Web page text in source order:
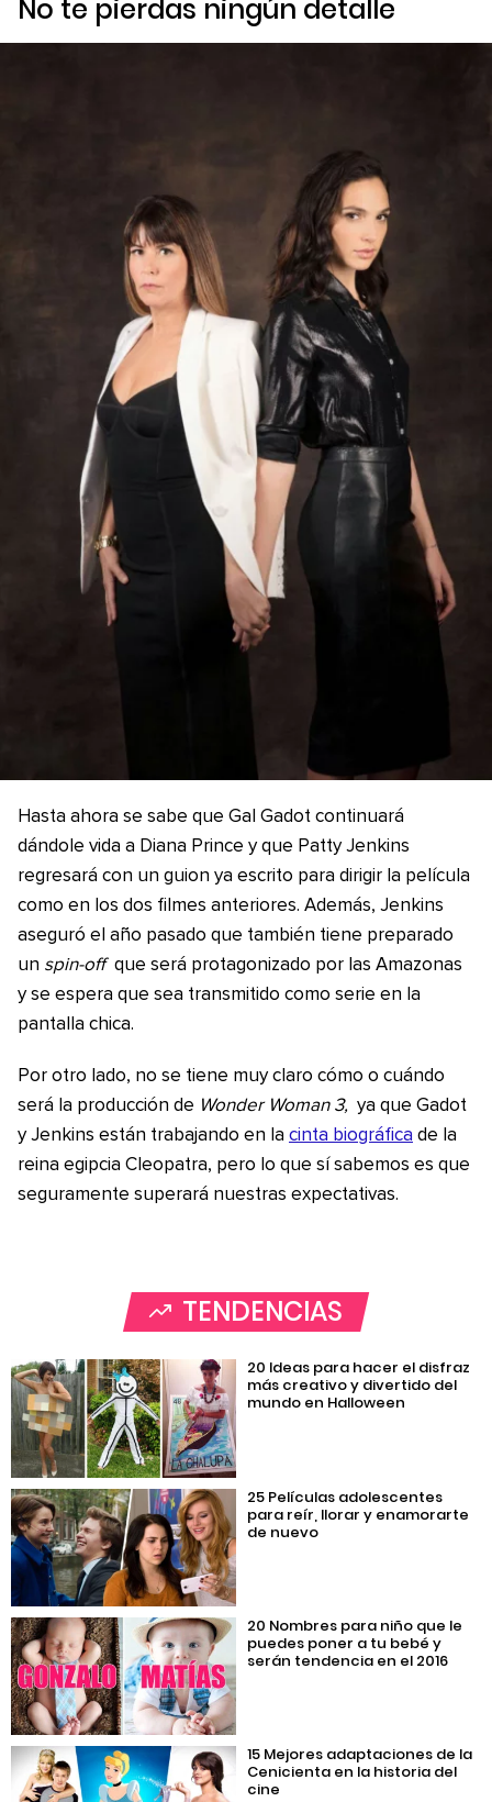
No te pierdas ningún detalle
Hasta ahora se sabe que Gal Gadot continuará
dándole vida a Diana Prince y que Patty Jenkins
regresará con un guion ya escrito para dirigir la película
como en los dos filmes anteriores. Además, Jenkins
aseguró el año pasado que también tiene preparado
un spin-off que será protagonizado por las Amazonas
y se espera que sea transmitido como serie en la
pantalla chica.
Por otro lado, no se tiene muy claro cómo o cuándo
será la producción de Wonder Woman 3, ya que Gadot
y Jenkins están trabajando en la cinta biográfica de la
reina egipcia Cleopatra, pero lo que sí sabemos es que
seguramente superará nuestras expectativas.
TENDENCIAS
20 Ideas para hacer el disfraz
más creativo y divertido del
mundo en Halloween
25 Películas adolescentes
para reír, llorar y enamorarte
de nuevo
20 Nombres para niño que le
puedes poner a tu bebé y
serán tendencia en el 2016
15 Mejores adaptaciones de la
Cenicienta en la historia del
cine